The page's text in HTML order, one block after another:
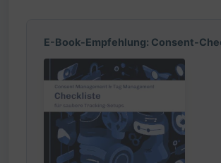
E-Book-Empfehlung: Consent-